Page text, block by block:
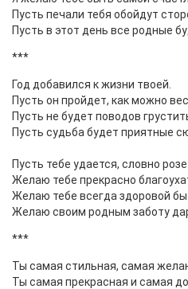
Пусть печали тебя обойдут
Пусть в этот день все родные
***
Год добавился к жизни твоей.
Пусть он пройдет, как можно
Пусть не будет поводов
Пусть судьба будет приятные
Пусть тебе удается, словно
Желаю тебе прекрасно
Желаю тебе всегда здоровой
Желаю своим родным заботу
***
Ты самая стильная, самая
Ты самая прекрасная и самая